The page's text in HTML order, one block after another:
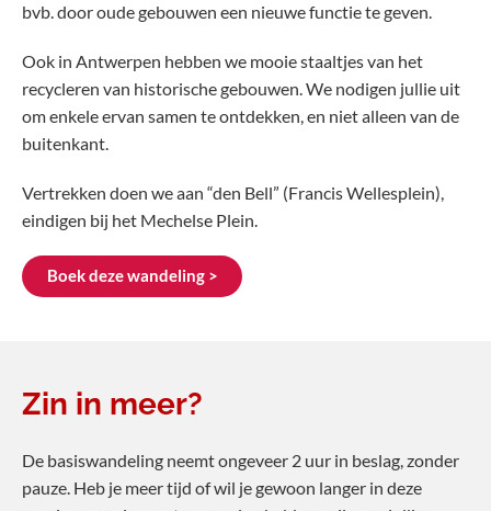
bvb. door oude gebouwen een nieuwe functie te geven.
Ook in Antwerpen hebben we mooie staaltjes van het
recycleren van historische gebouwen. We nodigen jullie uit
om enkele ervan samen te ontdekken, en niet alleen van de
buitenkant.
Vertrekken doen we aan “den Bell” (Francis Wellesplein),
eindigen bij het Mechelse Plein.
Boek deze wandeling >
Zin in meer?
De basiswandeling neemt ongeveer 2 uur in beslag, zonder
pauze. Heb je meer tijd of wil je gewoon langer in deze